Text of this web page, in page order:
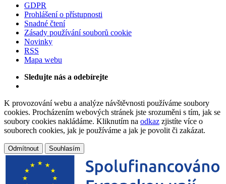
GDPR
Prohlášení o přístupnosti
Snadné čtení
Zásady používání souborů cookie
Novinky
RSS
Mapa webu
Sledujte nás a odebírejte
K provozování webu a analýze návštěvnosti používáme soubory
cookies. Procházením webových stránek jste srozuměni s tím, jak se
soubory cookies nakládáme. Kliknutím na odkaz zjistíte více o
souborech cookies, jak je používáme a jak je povolit či zakázat.
Odmítnout Souhlasím